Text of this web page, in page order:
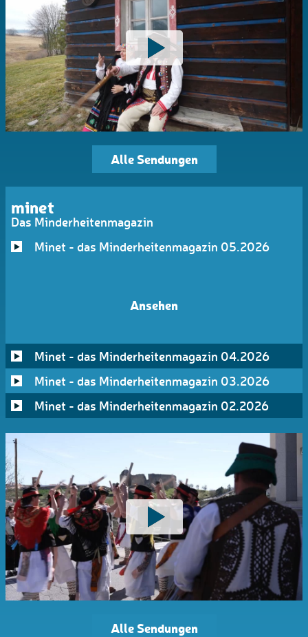
Alle Sendungen
minet
Das Minderheitenmagazin
Minet - das Minderheitenmagazin 05.2026
Ansehen
Minet - das Minderheitenmagazin 04.2026
Minet - das Minderheitenmagazin 03.2026
Minet - das Minderheitenmagazin 02.2026
Alle Sendungen